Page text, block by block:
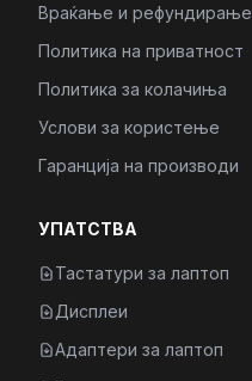
Враќање и рефундирање
Политика на приватност
Политика за колачиња
Услови за користење
Гаранција на производи
УПАТСТВА
Тастатури за лаптоп
Дисплеи
Адаптери за лаптоп